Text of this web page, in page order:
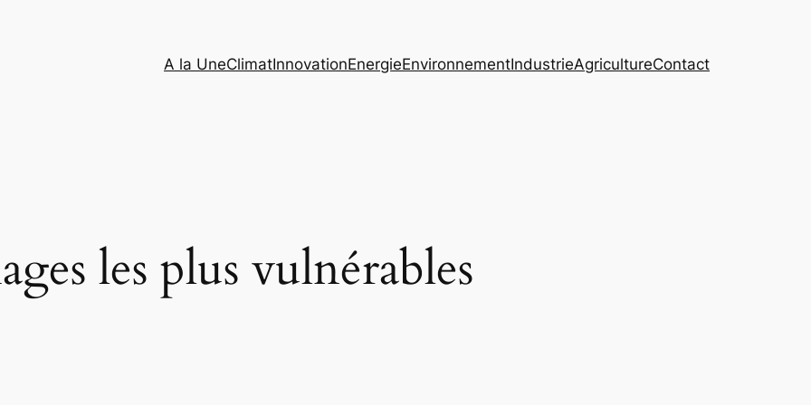
A la UneClimatInnovationEnergieEnvironnementIndustrieAgricultureContact
les plus vulnérables